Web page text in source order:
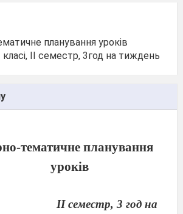
планування уроків
ІІ семестр, 3год на тиждень
тематичне планування
уроків
ІІ семестр, 3 год на